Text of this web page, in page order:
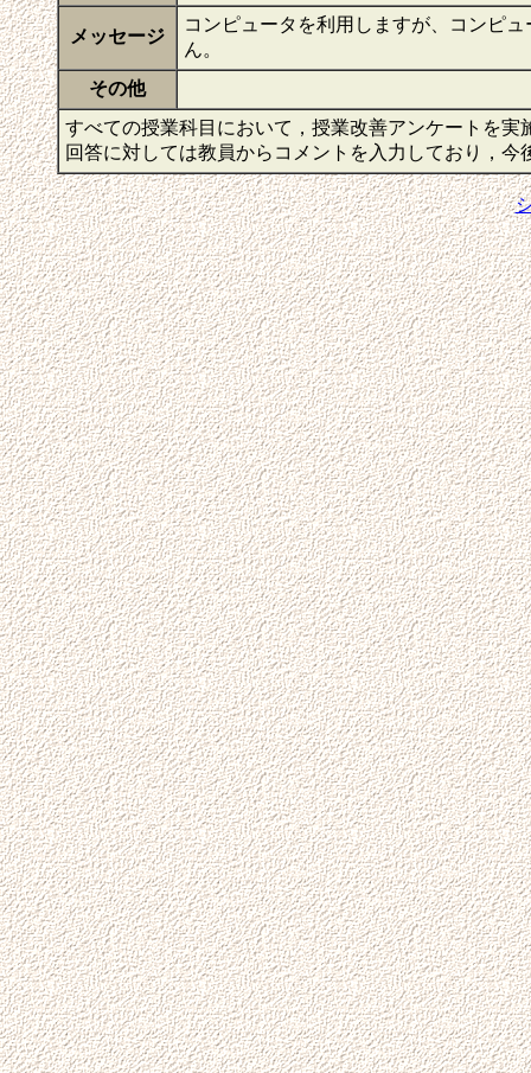
メッセージ
コンピュータを利用しますが、コンピ
ん。
その他
すべての授業科目において，授業改善アンケートを
回答に対しては教員からコメントを入力しており，